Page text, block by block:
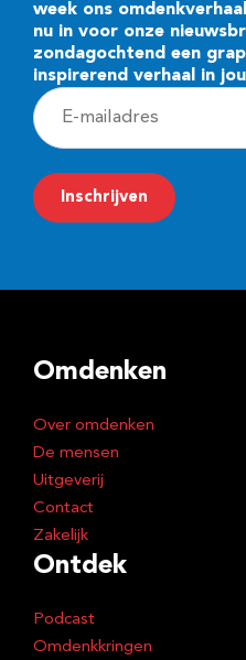
week ons
nu in voor onze
zondagochtend een
inspirerend verhaal in
E
-
m
a
r
s
Inschrijven
Omdenken
Over omdenken
De mensen
Uitgeverij
Contact
Zakelijk
Ontdek
Podcast
Omdenkkringen